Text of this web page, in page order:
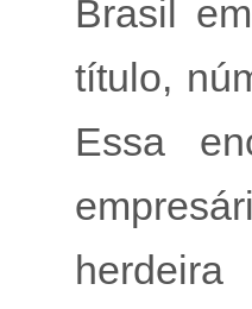
Brasil
título,
Essa